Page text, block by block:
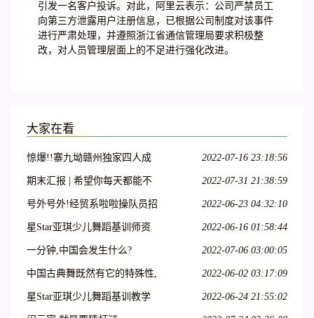
引发一名客户投诉。对此，阿里云表示：公司严禁员工
向第三方泄露用户注册信息，已根据公司制度对该事件
进行严肃处理，并遵照浙江省通信管理局要求积极整
改，对人员管理层面上的不足进行强化改进。
大家在看
惊爆!!寨九坳赣州独家四人成
团天天发!!!
2022-07-16 23:18:56
期末汇报 | 希望你每天都能不
愧芳华地起舞
2022-07-31 21:38:59
号外号外!经贸系啦啦操队员招
募开始啦!
2022-06-23 04:32:10
星Star亚琪少儿舞蹈基训师资
班在吕梁爱艺开课啦!
2022-06-16 01:58:44
一分钟,中国会发生什么? 2022-07-06 03:00:05
中国古典舞既然有它的特殊性,
那么,古典舞演员就必须具备表
2022-06-02 03:17:09
星Star亚琪少儿舞蹈基训教学
法师资班第二十七期—呼和浩
2022-06-24 21:55:02